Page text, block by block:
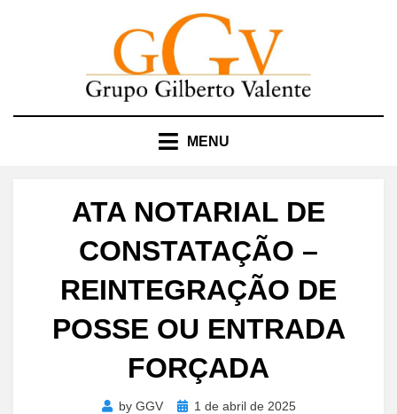
MENU
ATA NOTARIAL DE
CONSTATAÇÃO –
REINTEGRAÇÃO DE
POSSE OU ENTRADA
FORÇADA
by GGV
Posted1 de abril de 2025